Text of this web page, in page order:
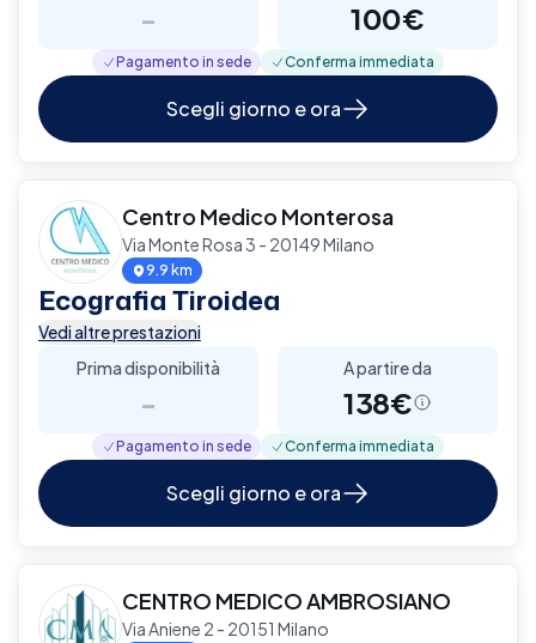
- 100€
Pagamento in sede Conferma immediata
Scegli giorno e ora
Centro Medico Monterosa
Via Monte Rosa 3 - 20149 Milano
9.9 km
Ecografia Tiroidea
Vedi altre prestazioni
Prima disponibilità
-
A partire da
138€
Pagamento in sede Conferma immediata
Scegli giorno e ora
CENTRO MEDICO AMBROSIANO
Via Aniene 2 - 20151 Milano